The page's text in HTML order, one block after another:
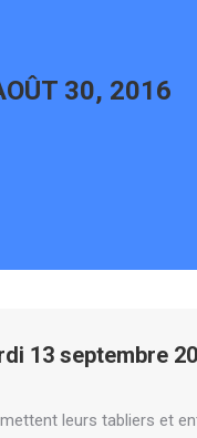
30, 2016
13 septembre
leurs tabliers et